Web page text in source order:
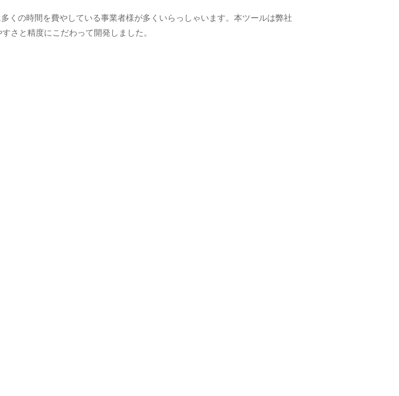
くの時間を費やしている事業者様が多くいらっしゃいます。本ツールは弊社
さと精度にこだわって開発しました。